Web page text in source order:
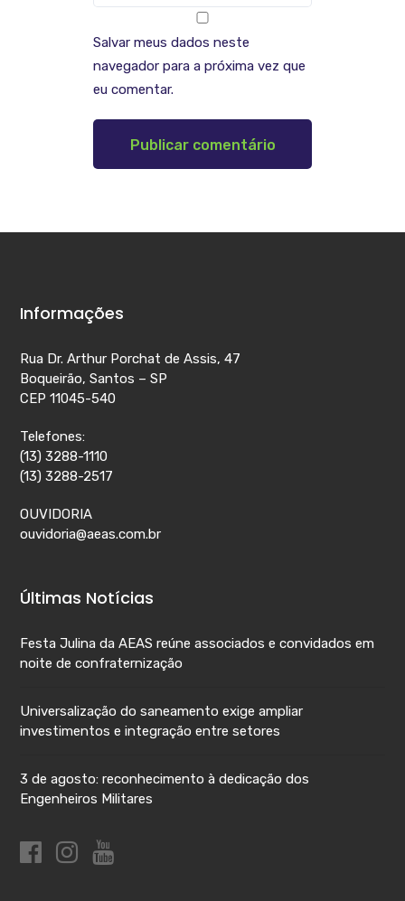
Salvar meus dados neste
navegador para a próxima vez que
eu comentar.
Informações
Rua Dr. Arthur Porchat de Assis, 47
Boqueirão, Santos – SP
CEP 11045-540
Telefones:
(13) 3288-1110
(13) 3288-2517
OUVIDORIA
ouvidoria@aeas.com.br
Últimas Notícias
Festa Julina da AEAS reúne associados e convidados em
noite de confraternização
Universalização do saneamento exige ampliar
investimentos e integração entre setores
3 de agosto: reconhecimento à dedicação dos
Engenheiros Militares